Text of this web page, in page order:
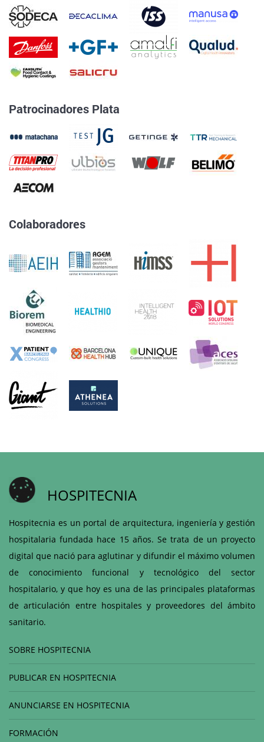
Patrocinadores Plata
Colaboradores
HOSPITECNIA
Hospitecnia es un portal de arquitectura, ingeniería y gestión
hospitalaria fundada hace 15 años. Se trata de un proyecto
digital que nació para aglutinar y difundir el máximo volumen
de conocimiento funcional y tecnológico del sector
hospitalario, y que hoy es una de las principales plataformas
de articulación entre hospitales y proveedores del ámbito
sanitario.
SOBRE HOSPITECNIA
PUBLICAR EN HOSPITECNIA
ANUNCIARSE EN HOSPITECNIA
FORMACIÓN